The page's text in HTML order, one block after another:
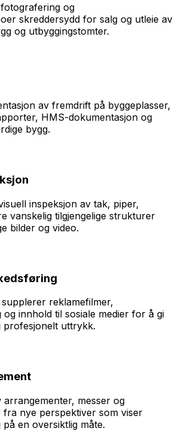
og
skreddersydd for salg og utleie av
og utbyggingstomter.
av fremdrift på byggeplasser,
HMS-dokumentasjon og
bygg.
inspeksjon av tak, piper,
vanskelig tilgjengelige strukturer
bilder og video.
reklamefilmer,
innhold til sosiale medier for å gi
profesjonelt uttrykk.
arrangementer, messer og
fra nye perspektiver som viser
en oversiktlig måte.